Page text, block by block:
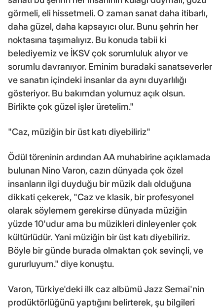
görmeli, eli hissetmeli. O zaman sanat daha itibarlı,
daha güzel, daha kapsayıcı olur. Bunu şehrin her
noktasına taşımalıyız. Bu konuda tabii ki
belediyemiz ve İKSV çok sorumluluk alıyor ve
sorumlu davranıyor. Eminim buradaki sanatseverler
ve sanatın içindeki insanlar da aynı duyarlılığı
gösteriyor. Bu bakımdan yolumuz açık olsun.
Birlikte çok güzel işler üretelim."
"Caz, müziğin bir üst katı diyebiliriz"
Ödül töreninin ardından AA muhabirine açıklamada
bulunan Nino Varon, cazın dünyada çok özel
insanların ilgi duyduğu bir müzik dalı olduğuna
dikkati çekerek, "Caz ve klasik, bir profesyonel
olarak söylemem gerekirse dünyada müziğin
yüzde 10'udur ama bu müzikleri dinleyenler çok
kültürlüdür. Yani müziğin bir üst katı diyebiliriz.
Böyle bir günde burada olmaktan çok sevinçli, ve
gururluyum." diye konuştu.
Varon, Türkiye'deki ilk caz albümü Jazz Semai'nin
prodüktörlüğünü yaptığını belirterek, şu bilgileri